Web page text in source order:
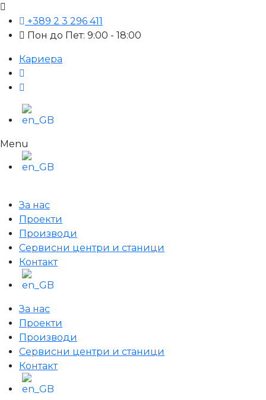
+389 2 3 296 411
Пон до Пет: 9:00 - 18:00
Кариера
Menu
За нас
Проекти
Производи
Сервисни центри и станици
Контакт
За нас
Проекти
Производи
Сервисни центри и станици
Контакт